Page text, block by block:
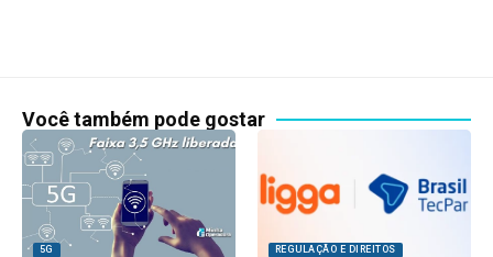
Você também pode gostar
5G REGULAÇÃO E DIREITOS